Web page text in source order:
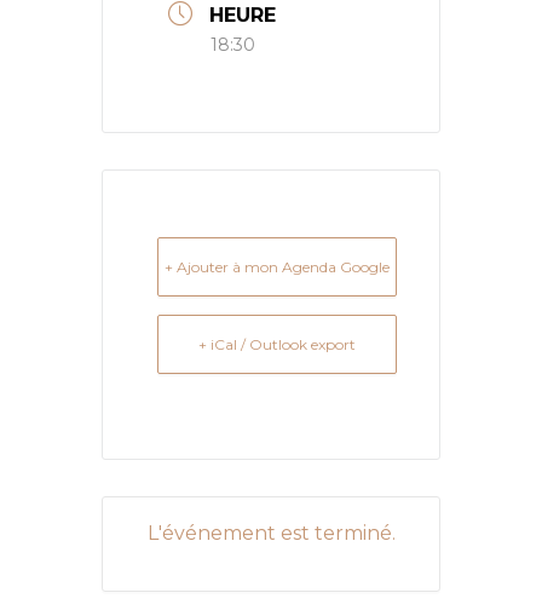
HEURE
18:30
+ Ajouter à mon Agenda Google
+ iCal / Outlook export
L'événement est terminé.